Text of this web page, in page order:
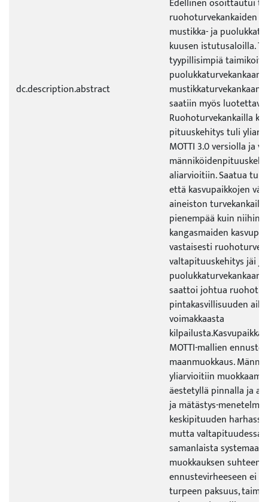
dc.description.abstract
Edellinen osoittautui
ruohoturvekankaiden
mustikka- ja
kuusen istutusaloilla.
tyypillisimpiä
puolukkaturvekankaan
mustikkaturvekankaan
saatiin myös
Ruohoturvekankailla
pituuskehitys tuli
MOTTI 3.0 versiolla ja
aliarvioitiin. Saatua
että kasvupaikkojen
aineiston
pienempää kuin niihin
kangasmaiden
vastaisesti
valtapituuskehitys jäi
saattoi johtua
pintakasvillisuuden
voimakkaasta
MOTTI-mallien
maanmuokkaus.
yliarvioitiin
äestetyllä pinnalla ja
ja mätästys-
keskipituuden
mutta valtapituudessa
samanlaista
muokkauksen suhteen.
ennustevirheeseen ei
turpeen paksuus,